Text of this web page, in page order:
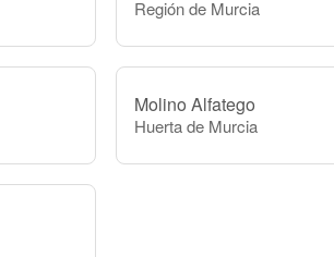
Región de Murcia
Molino Alfatego
Huerta de Murcia